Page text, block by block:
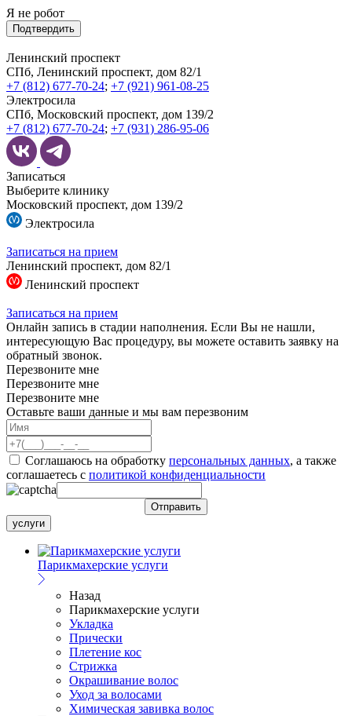
Я не робот
Подтвердить
Ленинский проспект
СПб, Ленинский проспект, дом 82/1
+7 (812) 677-70-24; +7 (921) 961-08-25
Электросила
СПб, Московский проспект, дом 139/2
+7 (812) 677-70-24; +7 (931) 286-95-06
Записаться
Выберите клинику
Московский проспект, дом 139/2
Электросила
Записаться на прием
Ленинский проспект, дом 82/1
Ленинский проспект
Записаться на прием
Онлайн запись в стадии наполнения. Если Вы не нашли,
интересующую Вас процедуру, вы можете оставить заявку на
обратный звонок.
Перезвоните мне
Перезвоните мне
Перезвоните мне
Оставьте ваши данные и мы вам перезвоним
Соглашаюсь на обработку персональных данных, а также
соглашаетесь c политикой конфиденциальности
услуги
Парикмахерские услуги
Назад
Парикмахерские услуги
Укладка
Прически
Плетение кос
Стрижка
Окрашивание волос
Уход за волосами
Химическая завивка волос